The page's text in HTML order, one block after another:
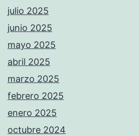
julio 2025
junio 2025
mayo 2025
abril 2025
marzo 2025
febrero 2025
enero 2025
octubre 2024